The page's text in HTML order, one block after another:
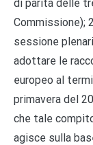
di parità delle
Commissione);
sessione
adottare le
europeo al
primavera del
che tale
agisce sulla